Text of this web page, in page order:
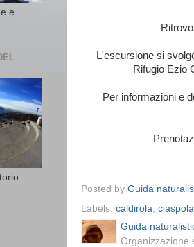
L'escursione si
Rifugio Ezio
Per informazioni e
Posted by Guida
Labels: caldirola
Guida
Organizzazione
e